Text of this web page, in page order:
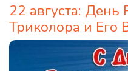
22 августа: День
Триколора и Его